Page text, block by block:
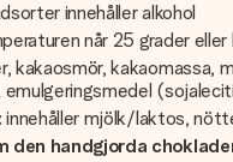
innehåller alkohol
når 25 grader
kakaosmör, kakaomassa,
emulgeringsmedel
: innehåller mjölk/laktos,
den handgjorda